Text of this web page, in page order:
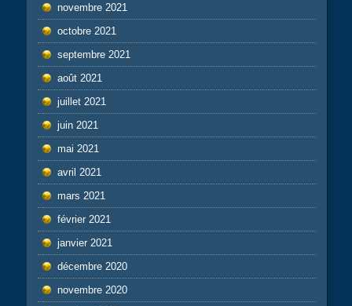
novembre 2021
octobre 2021
septembre 2021
août 2021
juillet 2021
juin 2021
mai 2021
avril 2021
mars 2021
février 2021
janvier 2021
décembre 2020
novembre 2020